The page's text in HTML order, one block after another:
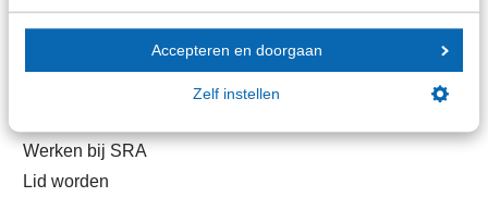
Accepteren en doorgaan
Zelf instellen
Handige links
Veilig bestanden delen
Werken bij SRA
Lid worden